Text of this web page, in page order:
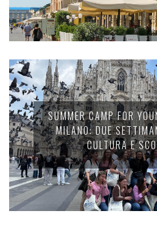
SUMMER CAMP FOR
MILANO: DUE
CULTURA E